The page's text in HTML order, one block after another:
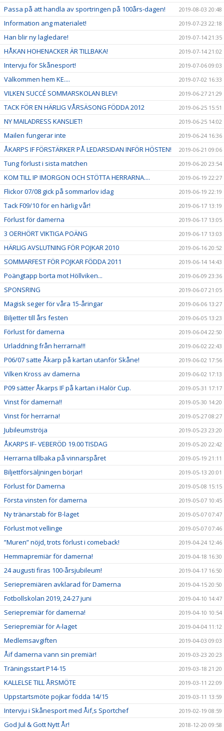
Passa på att handla av sportringen på 100års-dagen! 2019-08-03 20:48
Information ang materialet! 2019-07-23 22:18
Han blir ny lagledare! 2019-07-14 21:35
HÅKAN HOHENACKER ÄR TILLBAKA! 2019-07-14 21:02
Intervju för Skånesport! 2019-07-06 09:03
Välkommen hem KE.... 2019-07-02 16:33
VILKEN SUCCÉ SOMMARSKOLAN BLEV! 2019-06-27 21:29
TACK FÖR EN HÄRLIG VÅRSÄSONG FÖDDA 2012 2019-06-25 15:51
NY MAILADRESS KANSLIET! 2019-06-25 14:02
Mailen fungerar inte 2019-06-24 16:36
ÅKARPS IF FÖRSTÄRKER PÅ LEDARSIDAN INFÖR HÖSTEN! 2019-06-21 09:06
Tung förlust i sista matchen 2019-06-20 23:54
KOM TILL IP IMORGON OCH STÖTTA HERRARNA.... 2019-06-19 22:27
Flickor 07/08 gick på sommarlov idag 2019-06-19 22:19
Tack F09/10 för en härlig vår! 2019-06-17 13:19
Förlust för damerna 2019-06-17 13:05
3 OERHÖRT VIKTIGA POÄNG 2019-06-17 13:03
HÄRLIG AVSLUTNING FÖR POJKAR 2010 2019-06-16 20:52
SOMMARFEST FÖR POJKAR FÖDDA 2011 2019-06-14 14:43
Poängtapp borta mot Höllviken... 2019-06-09 23:36
SPONSRING 2019-06-07 21:05
Magisk seger för våra 15-åringar 2019-06-06 13:27
Biljetter till års festen 2019-06-05 13:23
Förlust för damerna 2019-06-04 22:50
Urladdning från herrarna!!! 2019-06-02 22:43
P06/07 satte Åkarp på kartan utanför Skåne! 2019-06-02 17:56
Vilken Kross av damerna 2019-06-02 17:13
P09 sätter Åkarps IF på kartan i Halör Cup. 2019-05-31 17:17
Vinst för damerna!! 2019-05-30 14:20
Vinst för herrarna! 2019-05-27 08:27
Jubileumströja 2019-05-23 23:20
ÅKARPS IF- VEBERÖD 19.00 TISDAG 2019-05-20 22:42
Herrarna tillbaka på vinnarspåret 2019-05-19 21:11
Biljettförsäljningen börjar! 2019-05-13 20:01
Förlust för Damerna 2019-05-08 15:15
Första vinsten för damerna 2019-05-07 10:45
Ny tränarstab för B-laget 2019-05-07 07:47
Förlust mot vellinge 2019-05-07 07:46
”Muren” nöjd, trots förlust i comeback! 2019-04-24 12:46
Hemmapremiär för damerna! 2019-04-18 16:30
24 augusti firas 100-årsjubileum! 2019-04-17 16:50
Seriepremiären avklarad för Damerna 2019-04-15 20:50
Fotbollskolan 2019, 24-27 juni 2019-04-10 14:47
Seriepremiär för damerna! 2019-04-10 10:54
Seriepremiär för A-laget 2019-04-04 11:12
Medlemsavgiften 2019-04-03 09:03
Åif damerna vann sin premiär! 2019-03-23 20:23
Träningsstart P14-15 2019-03-18 21:20
KALLELSE TILL ÅRSMÖTE 2019-03-11 22:09
Uppstartsmöte pojkar födda 14/15 2019-03-11 13:59
Intervju i Skånesport med Åif,s Sportchef 2019-02-19 08:59
God Jul & Gott Nytt År! 2018-12-20 09:58